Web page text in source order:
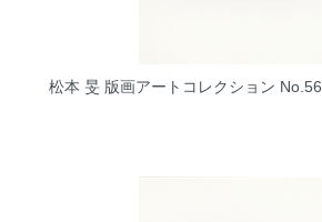
松本 旻 版画アートコレクション No.56